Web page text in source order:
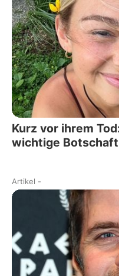
Kurz vor ihrem
wichtige Botschaft
Artikel -